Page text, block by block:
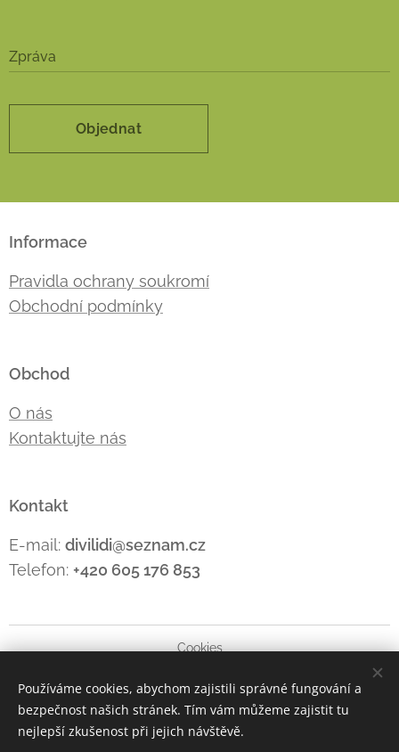
Zpráva
Objednat
Informace
Pravidla ochrany soukromí
Obchodní podmínky
Obchod
O nás
Kontaktujte nás
Kontakt
E-mail: divilidi@seznam.cz
Telefon: +420 605 176 853
Cookies
Jazyky
Čeština
Polski Deutsch English
Používáme cookies, abychom zajistili správné fungování a
bezpečnost našich stránek. Tím vám můžeme zajistit tu
nejlepší zkušenost při jejich návštěvě.